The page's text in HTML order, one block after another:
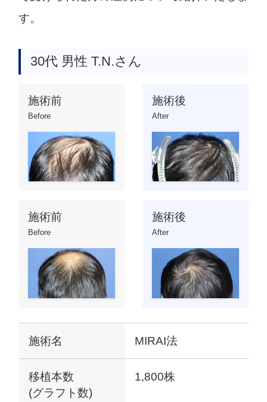
す。
30代 男性 T.N.さん
施術前
Before
施術後
After
施術前
Before
施術後
After
施術名 MIRAI法
移植本数
(グラフト数)
1,800株